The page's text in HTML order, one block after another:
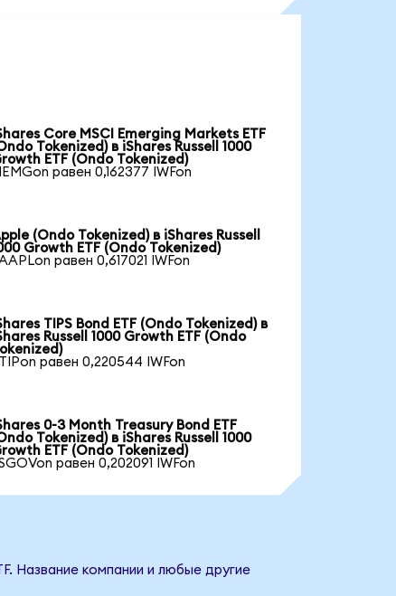
Core MSCI Emerging Markets ETF
Tokenized) в iShares Russell 1000
ETF (Ondo Tokenized)
равен 0,162377 IWFon
(Ondo Tokenized) в iShares Russell
Growth ETF (Ondo Tokenized)
равен 0,617021 IWFon
TIPS Bond ETF (Ondo Tokenized) в
Russell 1000 Growth ETF (Ondo
TIPon равен 0,220544 IWFon
0-3 Month Treasury Bond ETF
Tokenized) в iShares Russell 1000
ETF (Ondo Tokenized)
равен 0,202091 IWFon
Название компании и любые другие